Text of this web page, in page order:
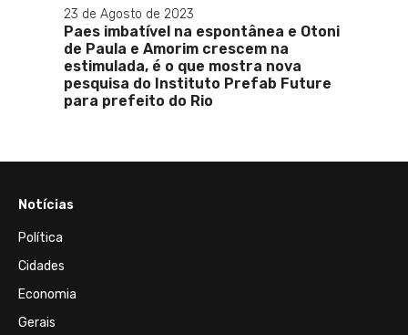
23 de Agosto de 2023
Paes imbatível na espontânea e Otoni
de Paula e Amorim crescem na
estimulada, é o que mostra nova
pesquisa do Instituto Prefab Future
para prefeito do Rio
Notícias
Política
Cidades
Economia
Gerais